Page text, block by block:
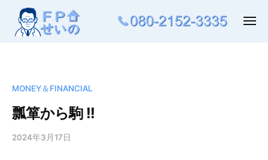
メ
MONEY＆FINANCIAL
瓢箪から駒 !!
2024年3月17日